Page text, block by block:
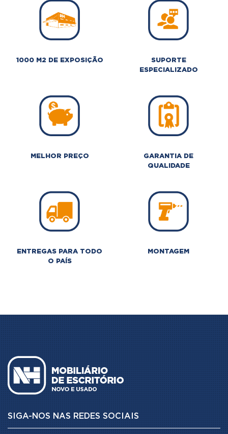
1000 M2 DE EXPOSIÇÃO
SUPORTE
ESPECIALIZADO
MELHOR PREÇO
GARANTIA DE
QUALIDADE
ENTREGAS PARA TODO
O PAÍS
MONTAGEM
SIGA-NOS NAS REDES SOCIAIS